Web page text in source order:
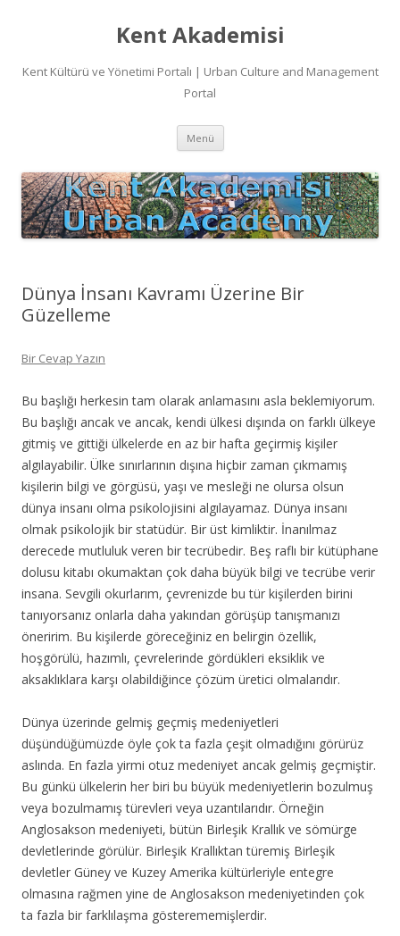
Kent Akademisi
Kent Kültürü ve Yönetimi Portalı | Urban Culture and Management
Portal
Menü İçeriğe
Dünya İnsanı Kavramı Üzerine Bir
Güzelleme
Bir Cevap Yazın
Bu başlığı herkesin tam olarak anlamasını asla beklemiyorum.
Bu başlığı ancak ve ancak, kendi ülkesi dışında on farklı ülkeye
gitmiş ve gittiği ülkelerde en az bir hafta geçirmiş kişiler
algılayabilir. Ülke sınırlarının dışına hiçbir zaman çıkmamış
kişilerin bilgi ve görgüsü, yaşı ve mesleği ne olursa olsun
dünya insanı olma psikolojisini algılayamaz. Dünya insanı
olmak psikolojik bir statüdür. Bir üst kimliktir. İnanılmaz
derecede mutluluk veren bir tecrübedir. Beş raflı bir kütüphane
dolusu kitabı okumaktan çok daha büyük bilgi ve tecrübe verir
insana. Sevgili okurlarım, çevrenizde bu tür kişilerden birini
tanıyorsanız onlarla daha yakından görüşüp tanışmanızı
öneririm. Bu kişilerde göreceğiniz en belirgin özellik,
hoşgörülü, hazımlı, çevrelerinde gördükleri eksiklik ve
aksaklıklara karşı olabildiğince çözüm üretici olmalarıdır.
Dünya üzerinde gelmiş geçmiş medeniyetleri
düşündüğümüzde öyle çok ta fazla çeşit olmadığını görürüz
aslında. En fazla yirmi otuz medeniyet ancak gelmiş geçmiştir.
Bu günkü ülkelerin her biri bu büyük medeniyetlerin bozulmuş
veya bozulmamış türevleri veya uzantılarıdır. Örneğin
Anglosakson medeniyeti, bütün Birleşik Krallık ve sömürge
devletlerinde görülür. Birleşik Krallıktan türemiş Birleşik
devletler Güney ve Kuzey Amerika kültürleriyle entegre
olmasına rağmen yine de Anglosakson medeniyetinden çok
ta fazla bir farklılaşma gösterememişlerdir.